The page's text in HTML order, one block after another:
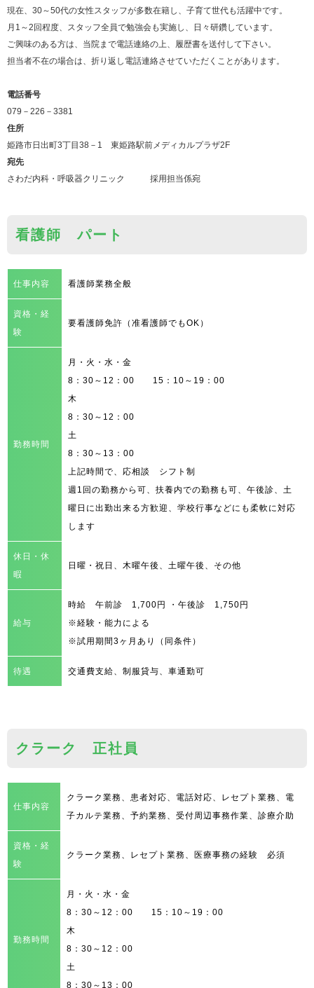
現在、30～50代の女性スタッフが多数在籍し、子育て世代も活躍中です。
月1～2回程度、スタッフ全員で勉強会も実施し、日々研鑽しています。
ご興味のある方は、当院まで電話連絡の上、履歴書を送付して下さい。
担当者不在の場合は、折り返し電話連絡させていただくことがあります。
電話番号
079－226－3381
住所
姫路市日出町3丁目38－1 東姫路駅前メディカルプラザ2F
宛先
さわだ内科・呼吸器クリニック 採用担当係宛
看護師 パート
仕事内容 看護師業務全般
資格・経
験
要看護師免許（准看護師でもOK）
勤務時間
月・火・水・金
8：30～12：00 15：10～19：00
木
8：30～12：00
土
8：30～13：00
上記時間で、応相談 シフト制
週1回の勤務から可、扶養内での勤務も可、午後診、土
曜日に出勤出来る方歓迎、学校行事などにも柔軟に対応
します
休日・休
暇
日曜・祝日、木曜午後、土曜午後、その他
給与
時給 午前診 1,700円 ・午後診 1,750円
※経験・能力による
※試用期間3ヶ月あり（同条件）
待遇 交通費支給、制服貸与、車通勤可
クラーク 正社員
仕事内容
クラーク業務、患者対応、電話対応、レセプト業務、電
子カルテ業務、予約業務、受付周辺事務作業、診療介助
資格・経
験
クラーク業務、レセプト業務、医療事務の経験 必須
勤務時間
月・火・水・金
8：30～12：00 15：10～19：00
木
8：30～12：00
土
8：30～13：00